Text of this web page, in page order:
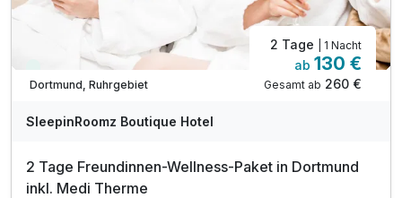
Immer verfügbar
Dortmund, Ruhrgebiet
2 Tage | 1 Nacht
ab 130 €
Gesamt ab 260 €
SleepinRoomz Boutique Hotel
2 Tage Freundinnen-Wellness-Paket in Dortmund
inkl. Medi Therme